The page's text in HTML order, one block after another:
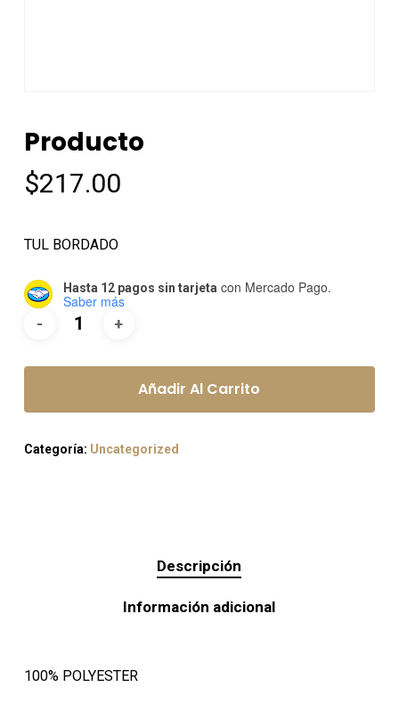
Producto
$217.00
TUL BORDADO
Hasta 12 pagos sin tarjeta con Mercado Pago.
Saber más
Añadir Al Carrito
Categoría: Uncategorized
Descripción
Información adicional
100% POLYESTER